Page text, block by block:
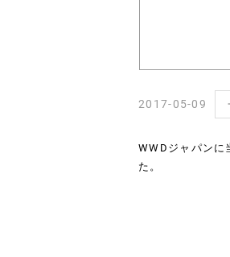
2017-05-09
WWDジャパンに
た。